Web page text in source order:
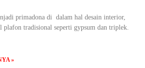
primadona di dalam hal desain interior,
plafon tradisional seperti gypsum dan triplek.
»